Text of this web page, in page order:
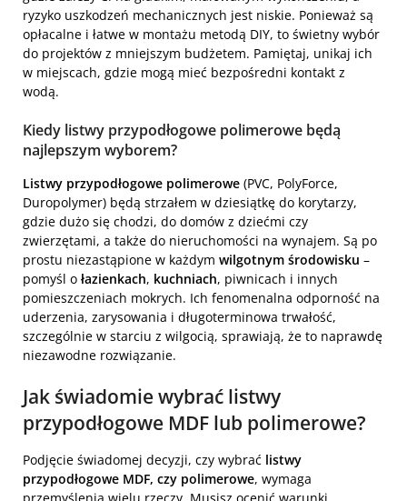
ryzyko uszkodzeń mechanicznych jest niskie. Ponieważ są
opłacalne i łatwe w montażu metodą DIY, to świetny wybór
do projektów z mniejszym budżetem. Pamiętaj, unikaj ich
w miejscach, gdzie mogą mieć bezpośredni kontakt z
wodą.
Kiedy listwy przypodłogowe polimerowe będą
najlepszym wyborem?
Listwy przypodłogowe polimerowe (PVC, PolyForce,
Duropolymer) będą strzałem w dziesiątkę do korytarzy,
gdzie dużo się chodzi, do domów z dziećmi czy
zwierzętami, a także do nieruchomości na wynajem. Są po
prostu niezastąpione w każdym wilgotnym środowisku –
pomyśl o łazienkach, kuchniach, piwnicach i innych
pomieszczeniach mokrych. Ich fenomenalna odporność na
uderzenia, zarysowania i długoterminowa trwałość,
szczególnie w starciu z wilgocią, sprawiają, że to naprawdę
niezawodne rozwiązanie.
Jak świadomie wybrać listwy
przypodłogowe MDF lub polimerowe?
Podjęcie świadomej decyzji, czy wybrać listwy
przypodłogowe MDF, czy polimerowe, wymaga